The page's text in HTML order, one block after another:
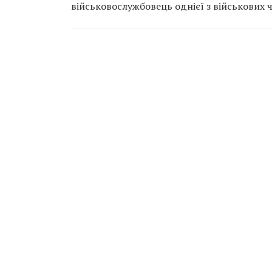
військовослужбовець однієї з військових